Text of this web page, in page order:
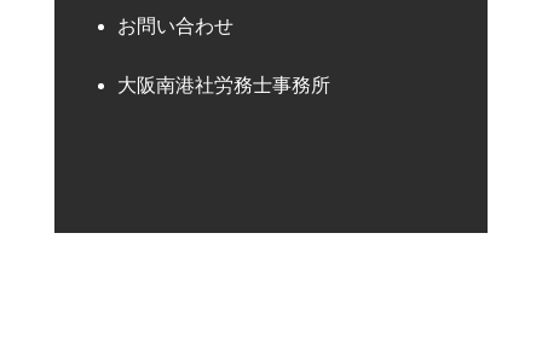
お問い合わせ
大阪南港社労務士事務所